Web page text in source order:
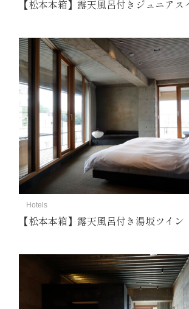
【松本本箱】露天風呂付きジュニアス
Hotels
【松本本箱】露天風呂付き湯坂ツイン